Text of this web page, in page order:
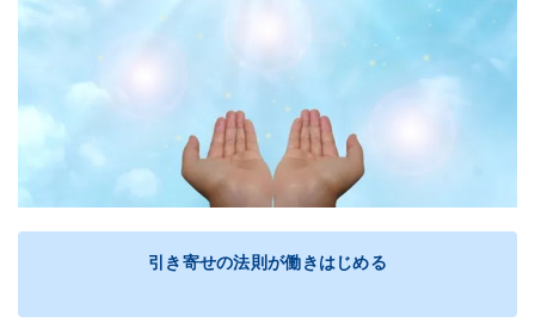
引き寄せの法則が働きはじめる